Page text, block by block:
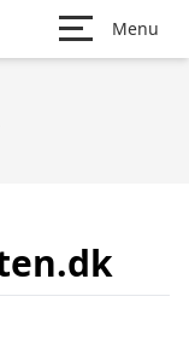
Menu